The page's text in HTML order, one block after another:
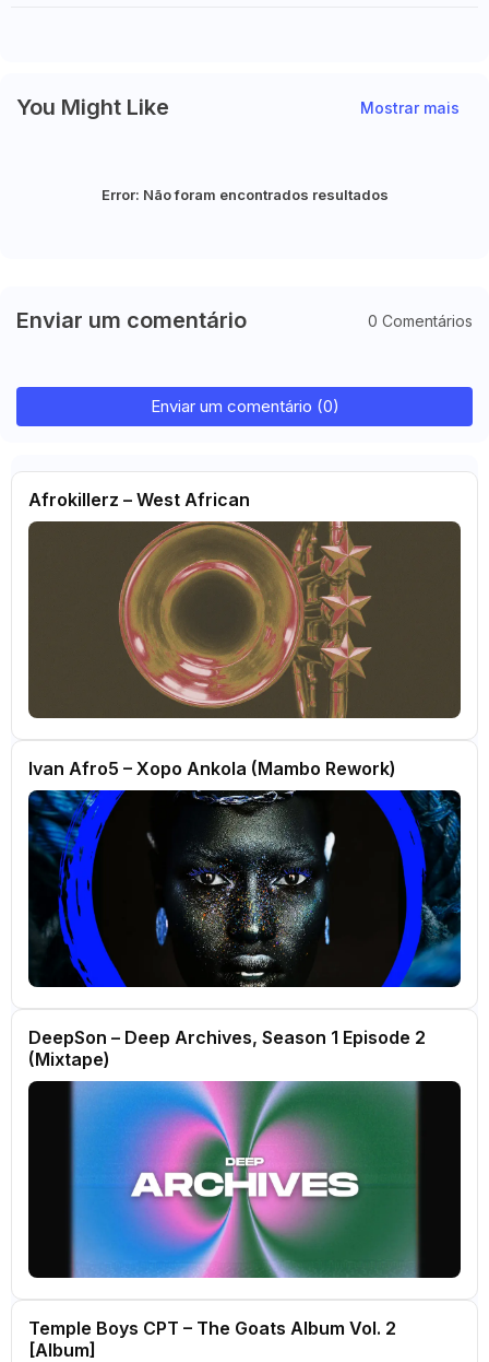
You Might Like Mostrar mais
Error: Não foram encontrados resultados
Enviar um comentário 0 Comentários
Enviar um comentário (0)
Afrokillerz – West African
Ivan Afro5 – Xopo Ankola (Mambo Rework)
DeepSon – Deep Archives, Season 1 Episode 2
(Mixtape)
Temple Boys CPT – The Goats Album Vol. 2
[Album]